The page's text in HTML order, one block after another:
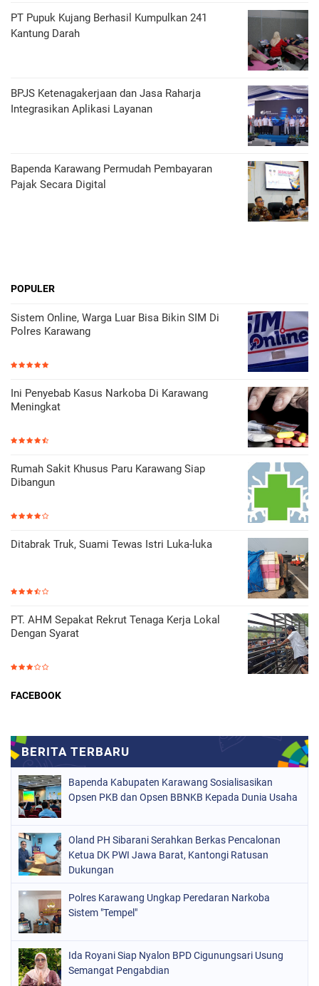
PT Pupuk Kujang Berhasil Kumpulkan 241
Kantung Darah
BPJS Ketenagakerjaan dan Jasa Raharja
Integrasikan Aplikasi Layanan
Bapenda Karawang Permudah Pembayaran
Pajak Secara Digital
POPULER
Sistem Online, Warga Luar Bisa Bikin SIM Di
Polres Karawang
Ini Penyebab Kasus Narkoba Di Karawang
Meningkat
Rumah Sakit Khusus Paru Karawang Siap
Dibangun
Ditabrak Truk, Suami Tewas Istri Luka-luka
PT. AHM Sepakat Rekrut Tenaga Kerja Lokal
Dengan Syarat
FACEBOOK
Bapenda Kabupaten Karawang Sosialisasikan
Opsen PKB dan Opsen BBNKB Kepada Dunia Usaha
Oland PH Sibarani Serahkan Berkas Pencalonan
Ketua DK PWI Jawa Barat, Kantongi Ratusan
Dukungan
Polres Karawang Ungkap Peredaran Narkoba
Sistem "Tempel"
Ida Royani Siap Nyalon BPD Cigunungsari Usung
Semangat Pengabdian